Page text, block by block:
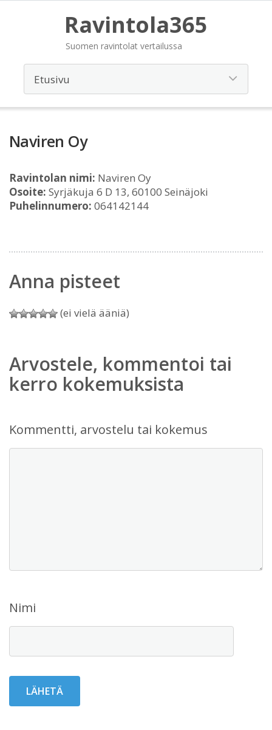
Ravintola365
Suomen ravintolat vertailussa
Naviren Oy
Ravintolan nimi: Naviren Oy
Osoite: Syrjäkuja 6 D 13, 60100 Seinäjoki
Puhelinnumero: 064142144
Anna pisteet
(ei vielä ääniä)
Arvostele, kommentoi tai
kerro kokemuksista
Kommentti, arvostelu tai kokemus
Nimi